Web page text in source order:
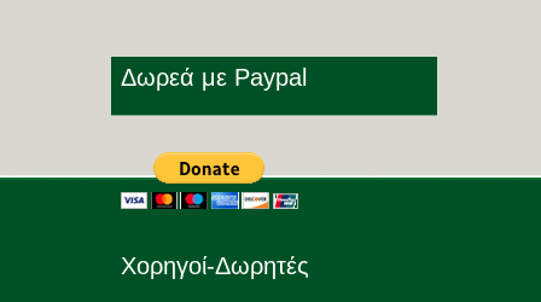
Δωρεά με Paypal
Χορηγοί-Δωρητές